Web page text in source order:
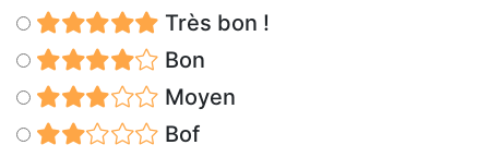
Très bon !
Bon
Moyen
Bof